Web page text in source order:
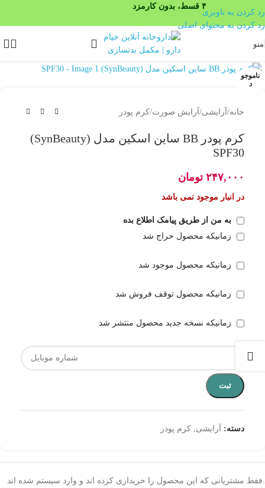
۴ قسط، بدون کارمزد
رد کردن به ناوبری
رد کردن به محتوای اصلی
منو
ناموجو
د
بزرگنمایی تصویر
خانه/ آرایشی/ آرایش صورت/کرم پودر
کرم پودر BB ساین اسکین مدل (SynBeauty)
SPF30
۲۴۷,۰۰۰ تومان
در انبار موجود نمی باشد
به من از طریق پیامک اطلاع بده
زمانیکه محصول حراج شد
زمانیکه محصول موجود شد
زمانیکه محصول توقف فروش شد
زمانیکه نسخه جدید محصول منتشر شد
ثبت
دسته: آرایشی کرم پودر
.فقط مشتریانی که این محصول را خریداری کرده اند و وارد سیستم شده اند